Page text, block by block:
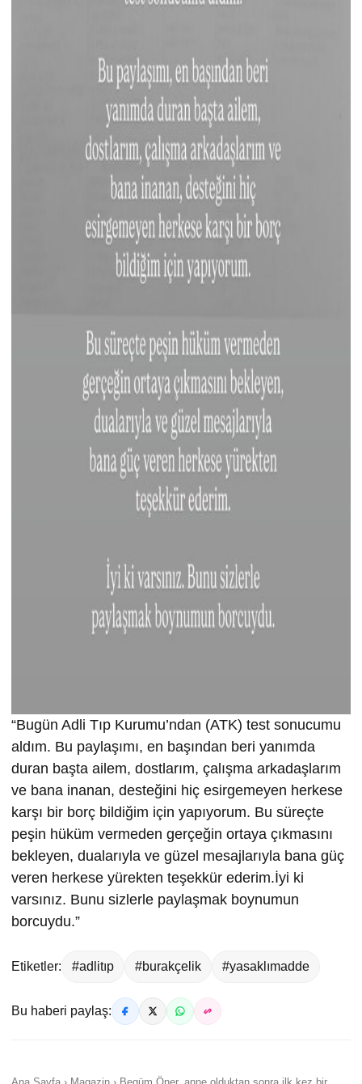
“Bugün Adli Tıp Kurumu’ndan (ATK) test sonucumu
aldım. Bu paylaşımı, en başından beri yanımda
duran başta ailem, dostlarım, çalışma arkadaşlarım
ve bana inanan, desteğini hiç esirgemeyen herkese
karşı bir borç bildiğim için yapıyorum. Bu süreçte
peşin hüküm vermeden gerçeğin ortaya çıkmasını
bekleyen, dualarıyla ve güzel mesajlarıyla bana güç
veren herkese yürekten teşekkür ederim.İyi ki
varsınız. Bunu sizlerle paylaşmak boynumun
borcuydu.”
Etiketler: #adlitıp #burakçelik #yasaklımadde
Bu haberi paylaş: